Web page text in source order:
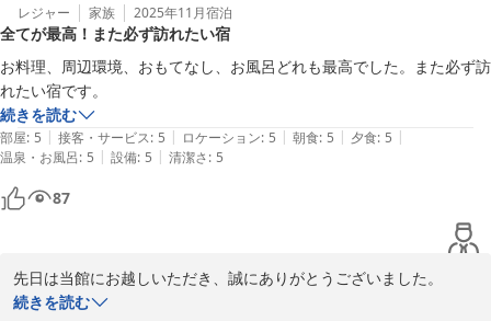
是非またお越しください。
家族・従業員一同お待ちしております
紅葉館＜島根県＞
2026-01-05
レジャー 家族 2025年11月宿泊
全てが最高！また必ず訪れたい宿
お料理、周辺環境、おもてなし、お風呂どれも最高でした。また必ず訪
れたい宿です。
続きを読む
部屋: 5 | 接客・サービス: 5 | ロケーション: 5 | 朝食: 5 | 夕食: 5 |
温泉・お風呂: 5 | 設備: 5 | 清潔さ: 5
87
先日は当館にお越しいただき、誠にありがとうございました。
当館はお寺の境内にある一風変わった宿ですがご満足いただけたよ
続きを読む